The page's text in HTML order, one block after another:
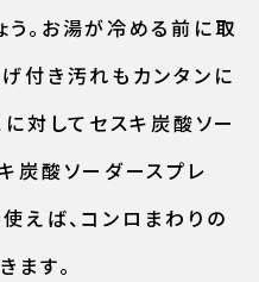
う。お湯が冷める前に取
付き汚れもカンタンに
対してセスキ炭酸ソー
炭酸ソーダースプレ
えば、コンロまわりの
ます。